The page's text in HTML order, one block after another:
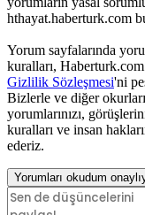
hthayat.haberturk.com
Yorum sayfalarında
kuralları,
Gizlilik Sözleşmesi'ni
Bizlerle ve diğer
yorumlarınızı,
kuralları ve insan
ederiz.
Yorumları okudum